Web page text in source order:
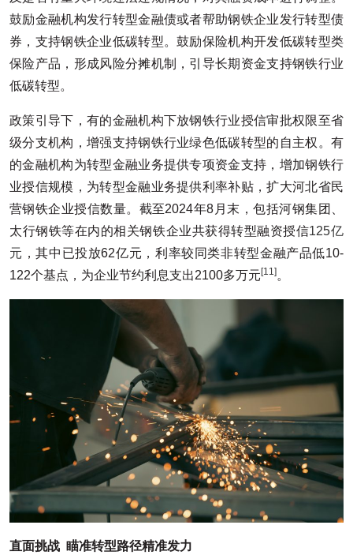
鼓励金融机构发行转型金融债或者帮助钢铁企业发行转型债
券，支持钢铁企业低碳转型。鼓励保险机构开发低碳转型类
保险产品，形成风险分摊机制，引导长期资金支持钢铁行业
低碳转型。
政策引导下，有的金融机构下放钢铁行业授信审批权限至省
级分支机构，增强支持钢铁行业绿色低碳转型的自主权。有
的金融机构为转型金融业务提供专项资金支持，增加钢铁行
业授信规模，为转型金融业务提供利率补贴，扩大河北省民
营钢铁企业授信数量。截至2024年8月末，包括河钢集团、
太行钢铁等在内的相关钢铁企业共获得转型融资授信125亿
元 ，其中已投放62亿元，利率较同类非转型金融产品低10-
122个基点，为企业节约利息支出2100多万元 [11] 。
直面挑战 瞄准转型路径精准发力